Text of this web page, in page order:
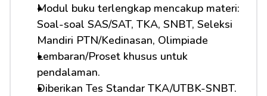
Modul buku terlengkap mencakup materi:
Soal-soal SAS/SAT, TKA, SNBT, Seleksi
Mandiri PTN/Kedinasan, Olimpiade
Lembaran/Proset khusus untuk
pendalaman.
Diberikan Tes Standar TKA/UTBK-SNBT.